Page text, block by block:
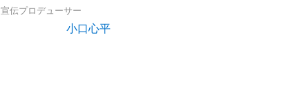
宣伝プロデューサー
小口心平